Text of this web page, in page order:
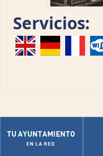
Servicios:
TU AYUNTAMIENTO
EN LA RED